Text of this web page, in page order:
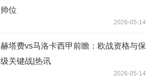
帅位
2026-05-14
赫塔费vs马洛卡西甲前瞻：欧战资格与保
级关键战|热讯
2026-05-14